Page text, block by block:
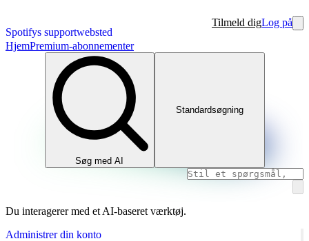
Spotifys supportwebsted
Tilmeld digLog på
HjemPremium-abonnementer
Søg med AI
Standardsøgning
Du interagerer med et AI-baseret værktøj.
Administrer din konto